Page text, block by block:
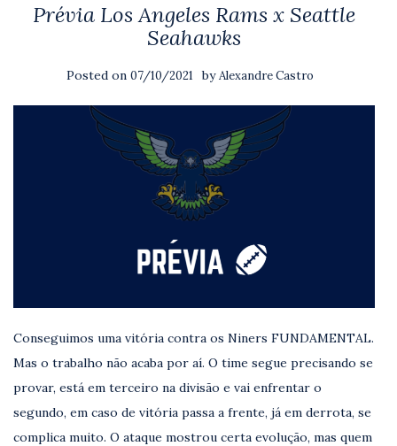
Prévia Los Angeles Rams x Seattle
Seahawks
Posted on 07/10/2021 byAlexandre Castro
Conseguimos uma vitória contra os Niners FUNDAMENTAL.
Mas o trabalho não acaba por aí. O time segue precisando se
provar, está em terceiro na divisão e vai enfrentar o
segundo, em caso de vitória passa a frente, já em derrota, se
complica muito. O ataque mostrou certa evolução, mas quem